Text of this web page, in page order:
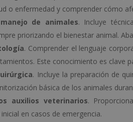
o enfermedad y comprender cómo
de animales. Incluye
priorizando el bienestar animal.
. Comprender el lenguaje
Este conocimiento es clave
. Incluye la preparación de
básica de los animales
auxilios veterinarios.
en casos de emergencia.